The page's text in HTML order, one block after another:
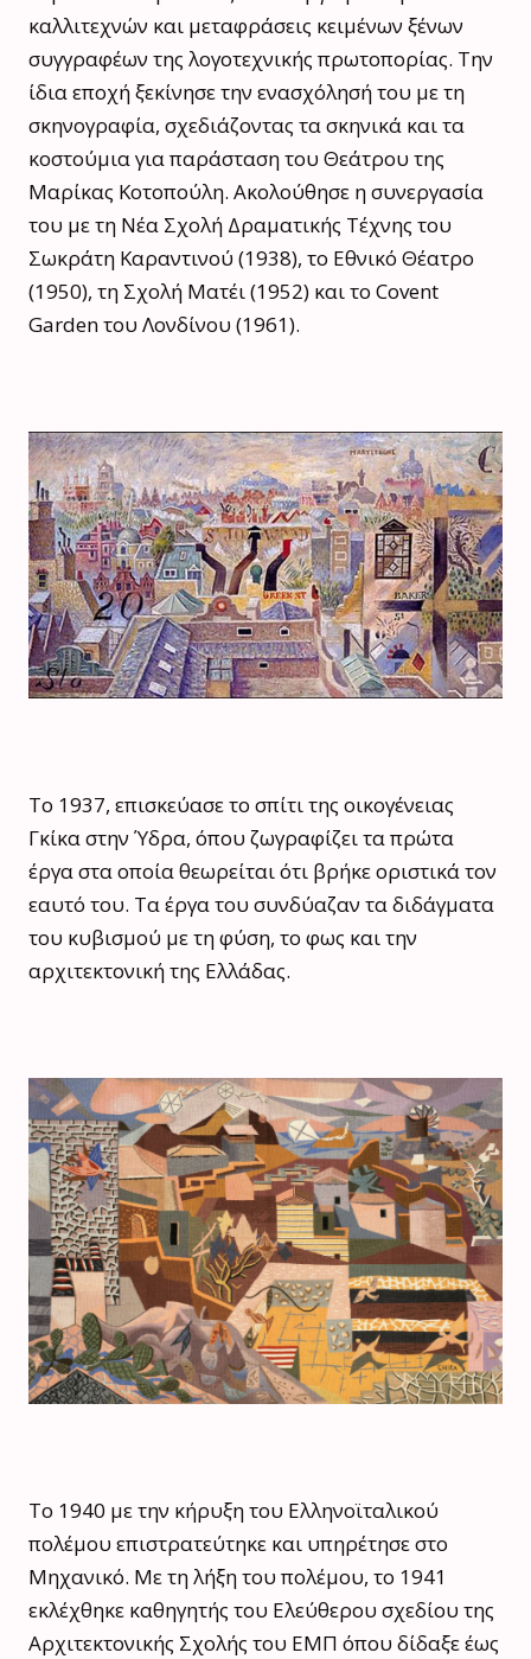
καλλιτεχνών και μεταφράσεις κειμένων ξένων
συγγραφέων της λογοτεχνικής πρωτοπορίας. Την
ίδια εποχή ξεκίνησε την ενασχόλησή του με τη
σκηνογραφία, σχεδιάζοντας τα σκηνικά και τα
κοστούμια για παράσταση του Θεάτρου της
Μαρίκας Κοτοπούλη. Ακολούθησε η συνεργασία
του με τη Νέα Σχολή Δραματικής Τέχνης του
Σωκράτη Καραντινού (1938), το Εθνικό Θέατρο
(1950), τη Σχολή Ματέι (1952) και το Covent
Garden του Λονδίνου (1961).
Το 1937, επισκεύασε το σπίτι της οικογένειας
Γκίκα στην Ύδρα, όπου ζωγραφίζει τα πρώτα
έργα στα οποία θεωρείται ότι βρήκε οριστικά τον
εαυτό του. Τα έργα του συνδύαζαν τα διδάγματα
του κυβισμού με τη φύση, το φως και την
αρχιτεκτονική της Ελλάδας.
Το 1940 με την κήρυξη του Ελληνοϊταλικού
πολέμου επιστρατεύτηκε και υπηρέτησε στο
Μηχανικό. Με τη λήξη του πολέμου, το 1941
εκλέχθηκε καθηγητής του Ελεύθερου σχεδίου της
Αρχιτεκτονικής Σχολής του ΕΜΠ όπου δίδαξε έως